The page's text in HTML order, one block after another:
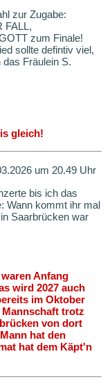
zur Zugabe:
FALL,
zum Finale!
sollte defintiv viel,
Fräulein S.
gleich!
um 20.49 Uhr
bis ich das
Wann kommt ihr mal
Saarbrücken war
Anfang
wird 2027 auch
im Oktober
trotz
von dort
hat den
hat dem Käpt'n